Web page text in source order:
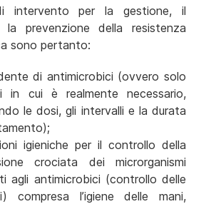
intervento per la gestione, il
prevenzione della resistenza
sono pertanto:
di antimicrobici (ovvero solo
in cui è realmente necessario,
le dosi, gli intervalli e la durata
igieniche per il controllo della
crociata dei microrganismi
agli antimicrobici (controllo delle
compresa l’igiene delle mani,